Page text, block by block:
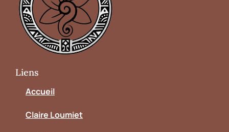
Liens
Accueil
Claire Loumiet